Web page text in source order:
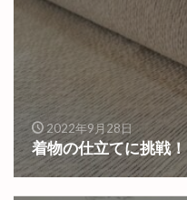
2022年9月28日
着物の仕立てに挑戦！